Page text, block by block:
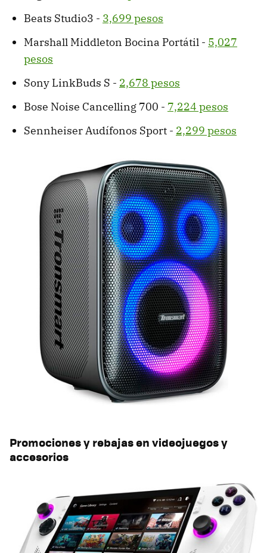
Beats Studio3 - 3,699 pesos
Marshall Middleton Bocina Portátil - 5,027
pesos
Sony LinkBuds S - 2,678 pesos
Bose Noise Cancelling 700 - 7,224 pesos
Sennheiser Audífonos Sport - 2,299 pesos
Promociones y rebajas en videojuegos y
accesorios